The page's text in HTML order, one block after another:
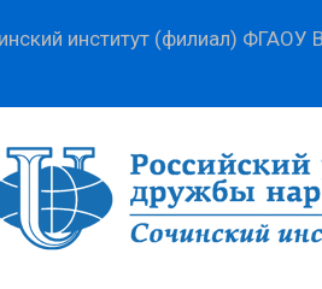
институт (филиал) ФГАОУ